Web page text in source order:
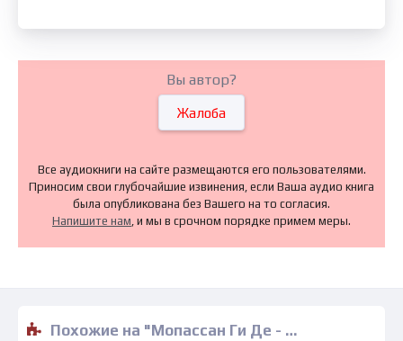
Вы автор?
Жалоба
Все аудиокниги на сайте размещаются его пользователями.
Приносим свои глубочайшие извинения, если Ваша аудио книга
была опубликована без Вашего на то согласия.
Напишите нам, и мы в срочном порядке примем меры.
Похожие на "Мопассан Ги Де - Покойница" аудиокниги слушать бесплатно полные версии